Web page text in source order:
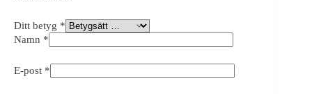
Ditt betyg *
Namn *
E-post *